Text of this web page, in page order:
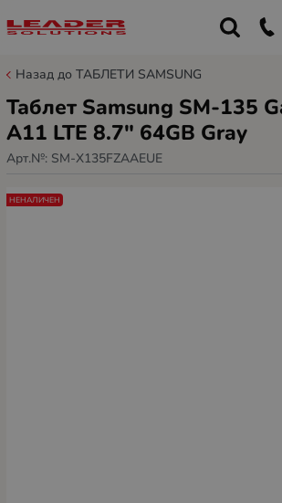
Назад до ТАБЛЕТИ SAMSUNG
Таблет Samsung SM-135
A11 LTE 8.7" 64GB Gray
Арт.№: SM-X135FZAAEUE
НЕНАЛИЧЕН